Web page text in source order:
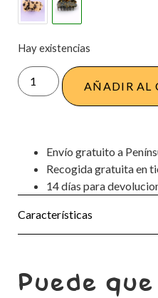
Hay existencias
AÑADIR AL
Envío gratuito a
Recogida gratuita en
14 días para
Características
Puede